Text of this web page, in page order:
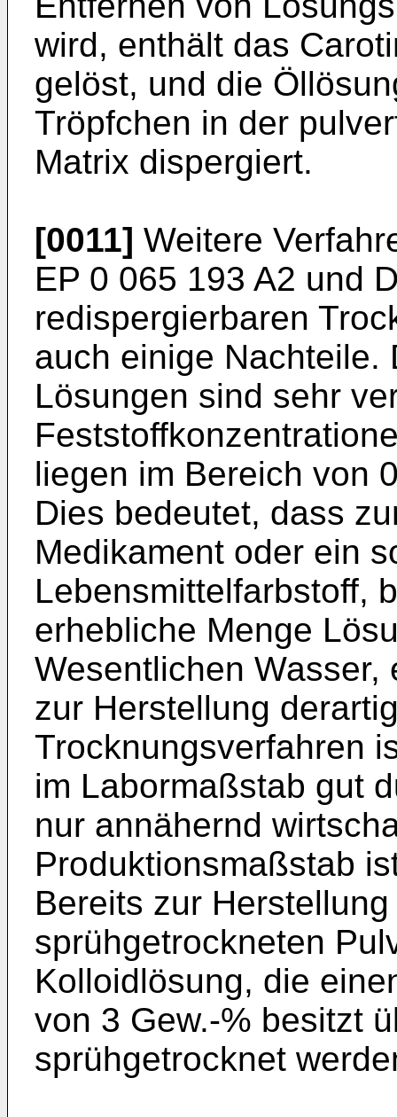
wird, enthält das
gelöst, und die
Tröpfchen in der
Matrix dispergiert.
[0011] Weitere
EP 0 065 193 A2 und
redispergierbaren
auch einige Nachteile.
Lösungen sind sehr
liegen im Bereich von
Dies bedeutet, dass
Medikament oder ein
Lebensmittelfarbstoff,
erhebliche Menge
Wesentlichen
zur Herstellung
Trocknungsverfahren
im Labormaßstab gut
nur annähernd
Produktionsmaßstab
Bereits zur
sprühgetrockneten
Kolloidlösung, die
von 3 Gew.-% besitzt
sprühgetrocknet